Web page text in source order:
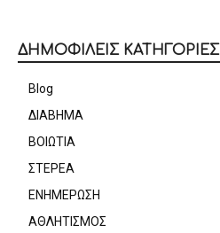
ΔΗΜΟΦΙΛΕΙΣ ΚΑΤΗΓΟΡΙΕΣ
Blog
ΔΙΑΒΗΜΑ
ΒΟΙΩΤΙΑ
ΣΤΕΡΕΑ
ΕΝΗΜΕΡΩΣΗ
ΑΘΛΗΤΙΣΜΟΣ